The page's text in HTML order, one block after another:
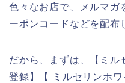
色々なお店で、メルマガ
ーポンコードなどを配布
だから、まずは、【ミ
登録】【 ミルセリンホ